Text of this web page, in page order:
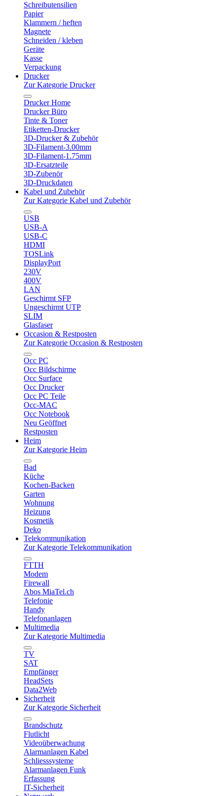
Schreibutensilien
Papier
Klammern / heften
Magnete
Schneiden / kleben
Geräte
Kasse
Verpackung
Drucker
Zur Kategorie Drucker
Drucker Home
Drucker Büro
Tinte & Toner
Etiketten-Drucker
3D-Drucker & Zubehör
3D-Filament-3.00mm
3D-Filament-1.75mm
3D-Ersatzteile
3D-Zubenör
3D-Druckdaten
Kabel und Zubehör
Zur Kategorie Kabel und Zubehör
USB
USB-A
USB-C
HDMI
TOSLink
DisplayPort
230V
400V
LAN
Geschirmt SFP
Ungeschirmt UTP
SLIM
Glasfaser
Occasion & Restposten
Zur Kategorie Occasion & Restposten
Occ PC
Occ Bildschirme
Occ Surface
Occ Drucker
Occ PC Teile
Occ-MAC
Occ Notebook
Neu Geöffnet
Restposten
Heim
Zur Kategorie Heim
Bad
Küche
Kochen-Backen
Garten
Wohnung
Heizung
Kosmetik
Deko
Telekommunikation
Zur Kategorie Telekommunikation
FTTH
Modem
Firewall
Abos MiaTel.ch
Telefonie
Handy
Telefonanlagen
Multimedia
Zur Kategorie Multimedia
TV
SAT
Empfänger
HeadSets
Data2Web
Sicherheit
Zur Kategorie Sicherheit
Brandschutz
Flutlicht
Videoüberwachung
Alarmanlagen Kabel
Schliesssysteme
Alarmanlagen Funk
Erfassung
IT-Sicherheit